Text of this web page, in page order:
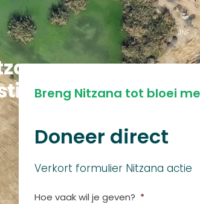
... / JNF /
Breng Nitzana tot bloei
Doneer direct
Verkort formulier Nitzana actie
Hoe vaak wil je geven? *